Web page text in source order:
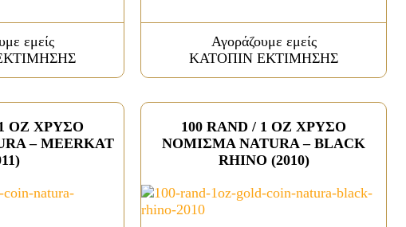
εμείς
Αγοράζουμε εμείς
ΚΑΤΟΠΙΝ ΕΚΤΙΜΗΣΗΣ
OZ ΧΡΥΣΟ
– MEERKAT
100 RAND / 1 OZ ΧΡΥΣΟ
ΝΟΜΙΣΜΑ NATURA – BLACK
RHINO (2010)